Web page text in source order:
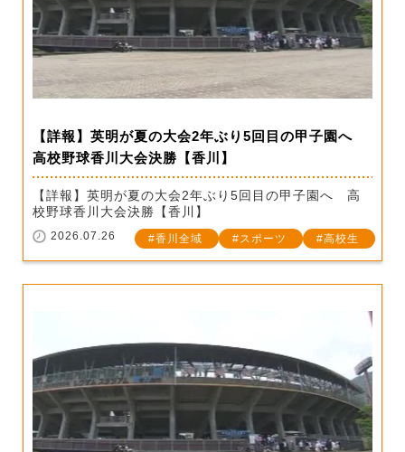
【詳報】英明が夏の大会2年ぶり5回目の甲子園へ
高校野球香川大会決勝【香川】
【詳報】英明が夏の大会2年ぶり5回目の甲子園へ 高
校野球香川大会決勝【香川】
2026.07.26 香川全域 スポーツ 高校生